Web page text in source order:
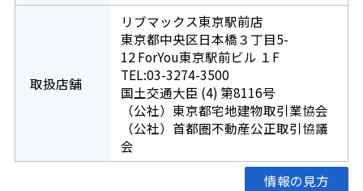
取扱店舗
リブマックス東京駅前店
東京都中央区日本橋３丁目5-
12 ForYou東京駅前ビル １F
TEL:03-3274-3500
国土交通大臣 (4) 第8116号
（公社）東京都宅地建物取引業協会
（公社）首都圏不動産公正取引協議
会
情報の見方